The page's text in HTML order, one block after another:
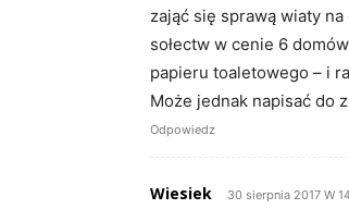
zająć się sprawą wiaty
sołectw w cenie 6
papieru toaletowego – i
Może jednak napisać do
Odpowiedz
Wiesiek 30 sierpnia 2017 W